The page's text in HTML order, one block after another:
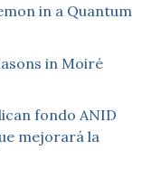
in a Quantum
in Moiré
fondo ANID
mejorará la